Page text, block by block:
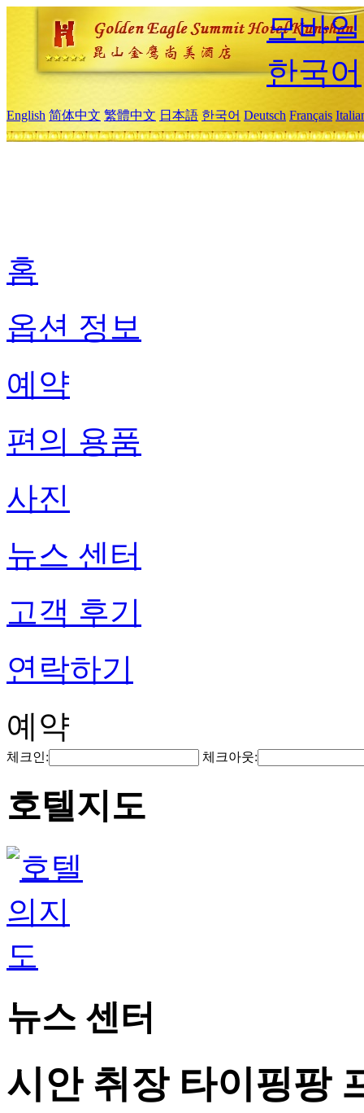
모바
한국어
English 简体中文 繁體中文 日本語 한국어 Deutsch Français
홈
옵션 정보
예약
편의 용품
사진
뉴스 센터
고객 후기
연락하기
예약
체크인: 체크아웃:
호텔지도
뉴스 센터
시안 취장 타이핑팡